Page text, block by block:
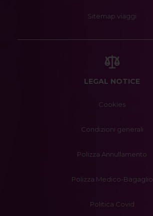
Sitemap viaggi
LEGAL NOTICE
Cookies
Condizioni generali
Polizza Annullamento
Polizza Medico-Bagaglio
Politica Covid